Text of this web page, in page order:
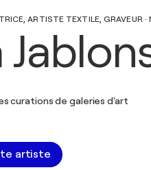
ARTISTE TEXTILE, GRAVEUR
curations de galeries d'art
artiste